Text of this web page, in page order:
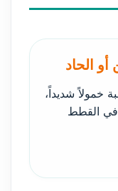
خمولاً شديداً،
في القطط